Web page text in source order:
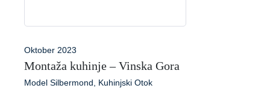
Oktober 2023
Montaža kuhinje – Vinska Gora
Model Silbermond, Kuhinjski Otok